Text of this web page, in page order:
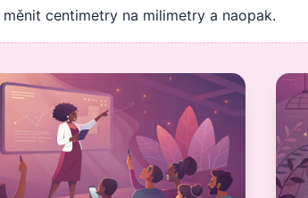
centimetry na milimetry a naopak.